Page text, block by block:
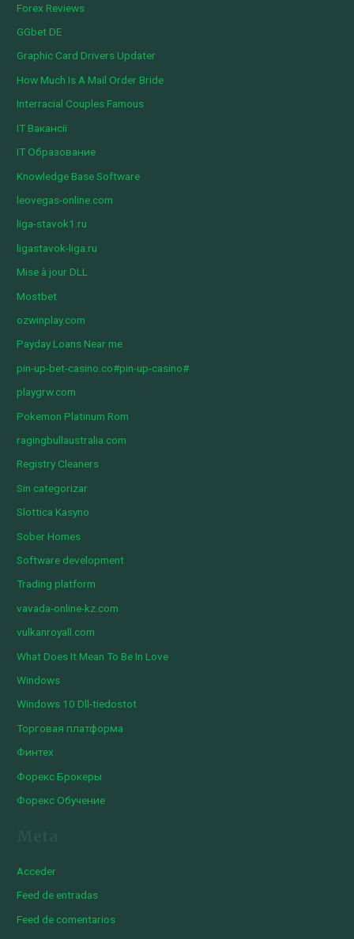
Forex Reviews
GGbet DE
Graphic Card Drivers Updater
How Much Is A Mail Order Bride
Interracial Couples Famous
IT Вакансії
IT Образование
Knowledge Base Software
leovegas-online.com
liga-stavok1.ru
ligastavok-liga.ru
Mise à jour DLL
Mostbet
ozwinplay.com
Payday Loans Near me
pin-up-bet-casino.co#pin-up-casino#
playgrw.com
Pokemon Platinum Rom
ragingbullaustralia.com
Registry Cleaners
Sin categorizar
Slottica Kasyno
Sober Homes
Software development
Trading platform
vavada-online-kz.com
vulkanroyall.com
What Does It Mean To Be In Love
Windows
Windows 10 Dll-tiedostot
Торговая платформа
Финтех
Форекс Брокеры
Форекс Обучение
Acceder
Feed de entradas
Feed de comentarios